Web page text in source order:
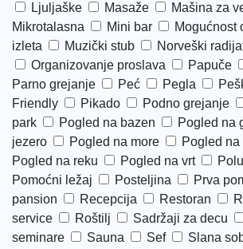
Ljuljaške
Masaže
Mašina za
Mikrotalasna
Mini bar
Mogućnost
izleta
Muzički stub Norveški
Organizovanje proslava
Papuče
Parno grejanje
Peć Pegla
Friendly
Pikado Podno grejanje
park
Pogled na bazen Pogled na
jezero
Pogled na more
Pogled
Pogled na reku
Pogled na vrt
Pomoćni ležaj
Posteljina Prva
pansion
Recepcija Restoran
service
Roštilj Sadržaji za decu
seminare
Sauna Sef Slana